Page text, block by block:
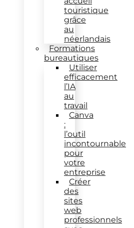
touristique
grâce
au
néerlandais
Formations
bureautiques
Utiliser
efficacement
l’IA
au
travail
Canva
:
l’outil
incontournable
pour
votre
entreprise
Créer
des
sites
web
professionnels